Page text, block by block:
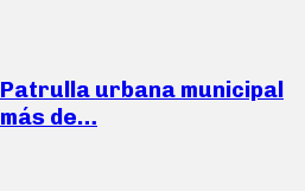
Patrulla urbana municipal
de…